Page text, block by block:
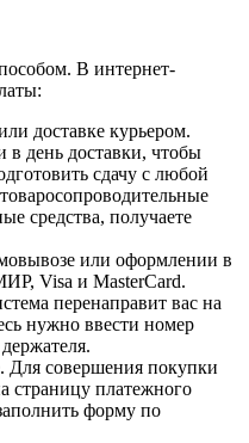
В интернет-
доставке курьером.
в день доставки, чтобы
сдачу с любой
средства, получаете
или оформлении в
Visa и MasterCard.
перенаправит вас на
нужно ввести номер
Для совершения покупки
страницу платежного
форму по